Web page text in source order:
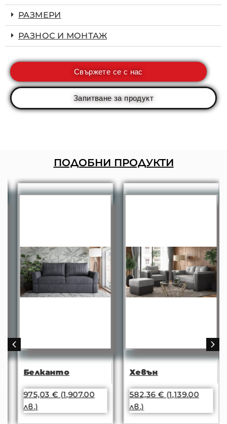
РАЗМЕРИ
РАЗНОС И МОНТАЖ
Свържете се с нас
Запитване за продукт
ПОДОБНИ ПРОДУКТИ
Белканто
975,03€ (1,907.00
лв.)
Хевън
582,36€ (1,139.00
лв.)